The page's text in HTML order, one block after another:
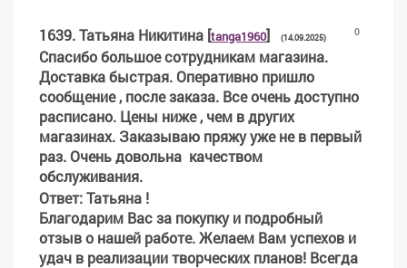
0
1639.Татьяна Никитина [tanga1960] (14.09.2025)
Спасибо большое сотрудникам магазина.
Доставка быстрая. Оперативно пришло
сообщение , после заказа. Все очень доступно
расписано. Цены ниже , чем в других
магазинах. Заказываю пряжу уже не в первый
раз. Очень довольна качеством
обслуживания.
Ответ: Татьяна !
Благодарим Вас за покупку и подробный
отзыв о нашей работе. Желаем Вам успехов и
удач в реализации творческих планов! Всегда